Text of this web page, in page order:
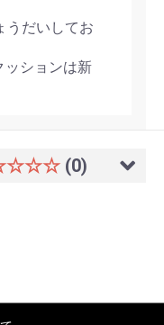
うだいしてお
ッションは新
(0)